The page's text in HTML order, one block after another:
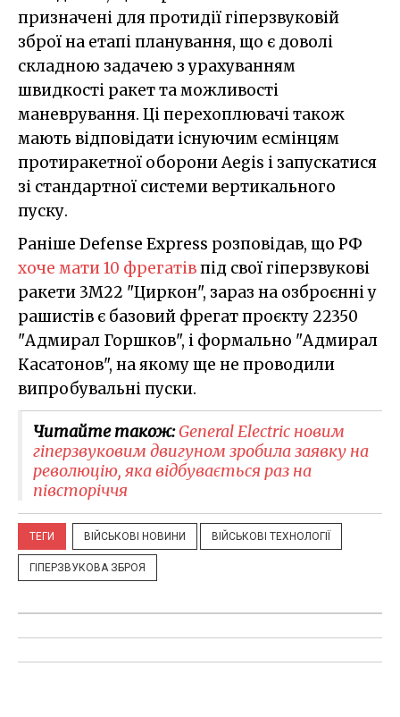
призначені для протидії гіперзвуковій
зброї на етапі планування, що є доволі
складною задачею з урахуванням
швидкості ракет та можливості
маневрування. Ці перехоплювачі також
мають відповідати існуючим есмінцям
протиракетної оборони Aegis і запускатися
зі стандартної системи вертикального
пуску.
Раніше Defense Express розповідав, що РФ
хоче мати 10 фрегатівпід свої гіперзвукові
ракети 3М22 "Циркон", зараз на озброєнні у
рашистів є базовий фрегат проєкту 22350
"Адмирал Горшков", і формально "Адмирал
Касатонов", на якому ще не проводили
випробувальні пуски.
Читайте також:General Electric новим
гіперзвуковим двигуном зробила заявку на
революцію, яка відбувається раз на
півсторіччя
ТЕГИ ВІЙСЬКОВІ НОВИНИ ВІЙСЬКОВІ ТЕХНОЛОГІЇ
ГІПЕРЗВУКОВА ЗБРОЯ